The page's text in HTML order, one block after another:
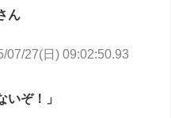
ん
07/27(日) 09:02:50.93
いぞ！」